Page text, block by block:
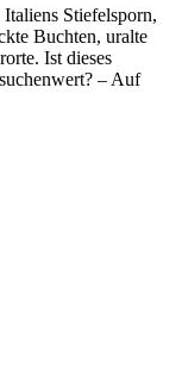
Stiefelsporn,
Buchten, uralte
Ist dieses
– Auf